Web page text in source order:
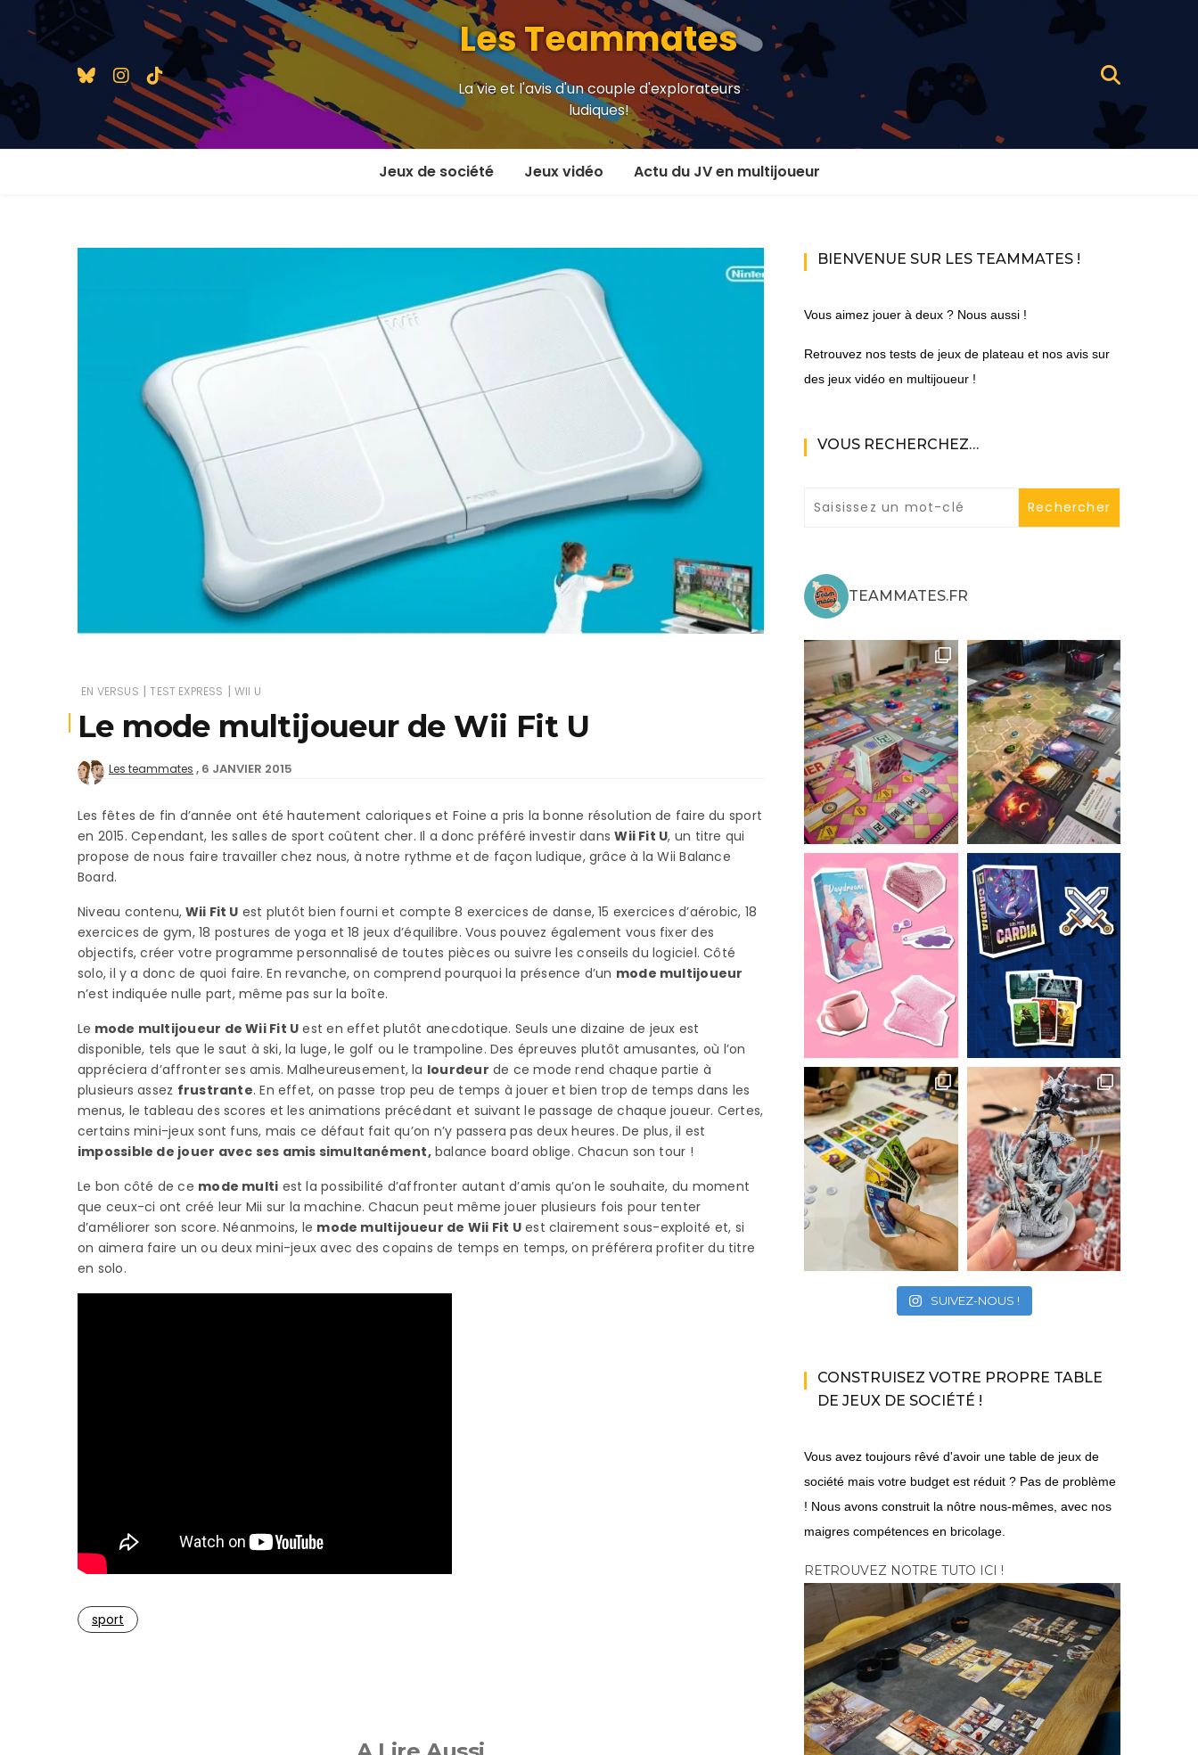
Les Teammates
La vie et l'avis d'un couple d'explorateurs
ludiques!
Jeux de société
2 joueurs
2 joueurs et plus
En coop’
En versus
Jeux Access+
Jeux vidéo
En versus
Local en écran partagé
MMORPG
XBox One
XBox Series X|S
Actu du JV en multijoueur
EN VERSUS | TEST EXPRESS | WII U
Le mode multijoueur de Wii Fit U
Les teammates 6 JANVIER 2015
Les fêtes de fin d’année ont été hautement caloriques et Foine a pris la bonne résolution de faire du sport
en 2015. Cependant, les salles de sport coûtent cher. Il a donc préféré investir dansWii Fit U, un titre qui
propose de nous faire travailler chez nous, à notre rythme et de façon ludique, grâce à la Wii Balance
Board.
Niveau contenu, Wii Fit U est plutôt bien fourni et compte 8 exercices de danse, 15 exercices d’aérobic, 18
exercices de gym, 18 postures de yoga et 18 jeux d’équilibre. Vous pouvez également vous fixer des
objectifs, créer votre programme personnalisé de toutes pièces ou suivre les conseils du logiciel. Côté
solo, il y a donc de quoi faire. En revanche, on comprend pourquoi la présence d’un mode multijoueur
n’est indiquée nulle part, même pas sur la boîte.
Le mode multijoueur de Wii Fit U est en effet plutôt anecdotique. Seuls une dizaine de jeux est
disponible, tels que le saut à ski, la luge, le golf ou le trampoline. Des épreuves plutôt amusantes, où l’on
appréciera d’affronter ses amis. Malheureusement, la lourdeur de ce mode rend chaque partie à
plusieurs assez frustrante. En effet, on passe trop peu de temps à jouer et bien trop de temps dans les
menus, le tableau des scores et les animations précédant et suivant le passage de chaque joueur. Certes,
certains mini-jeux sont funs, mais ce défaut fait qu’on n’y passera pas deux heures. De plus, il est
impossible de jouer avec ses amis simultanément,balance board oblige. Chacun son tour !
Le bon côté de ce mode multi est la possibilité d’affronter autant d’amis qu’on le souhaite, du moment
que ceux-ci ont créé leur Mii sur la machine. Chacun peut même jouer plusieurs fois pour tenter
d’améliorer son score. Néanmoins, le mode multijoueur de Wii Fit Uest clairement sous-exploité et, si
on aimera faire un ou deux mini-jeux avec des copains de temps en temps, on préférera profiter du titre
en solo.
sport
BIENVENUE SUR LES TEAMMATES !
Vous aimez jouer à deux ? Nous aussi !
Retrouvez nos tests de jeux de plateau et nos avis sur
des jeux vidéo en multijoueur !
VOUS RECHERCHEZ…
TEAMMATES.FR
SUIVEZ-NOUS !
CONSTRUISEZ VOTRE PROPRE TABLE
DE JEUX DE SOCIÉTÉ !
Vous avez toujours rêvé d'avoir une table de jeux de
société mais votre budget est réduit ? Pas de problème
! Nous avons construit la nôtre nous-mêmes, avec nos
maigres compétences en bricolage.
RETROUVEZ NOTRE TUTO ICI !